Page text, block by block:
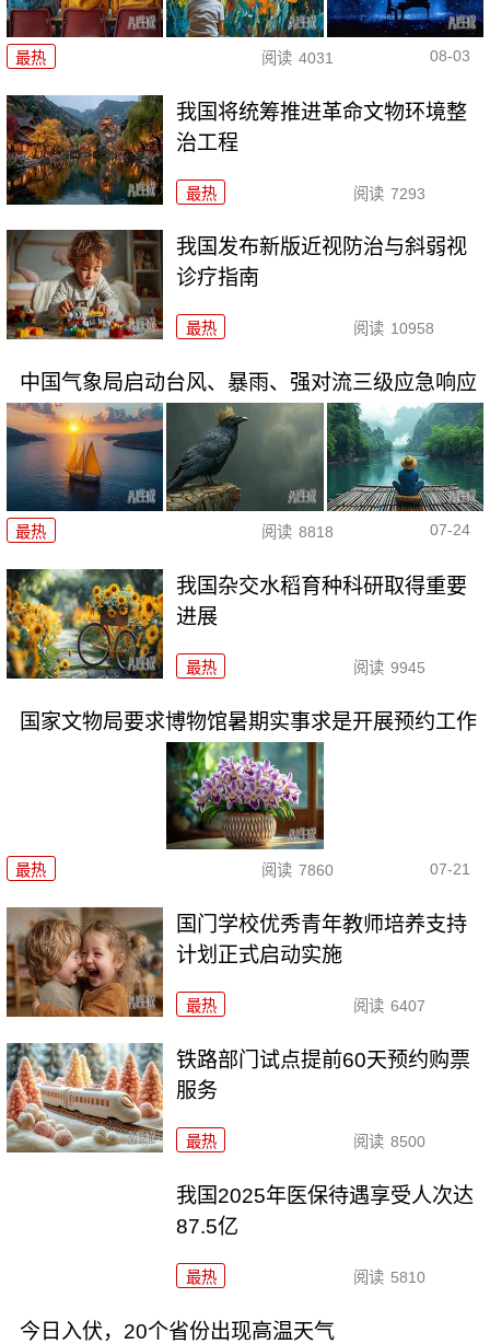
最热 阅读 4031 08-03
我国将统筹推进革命文物环境整
治工程
最热 阅读 7293
我国发布新版近视防治与斜弱视
诊疗指南
最热 阅读 10958
中国气象局启动台风、暴雨、强对流三级应急响应
最热 阅读 8818 07-24
我国杂交水稻育种科研取得重要
进展
最热 阅读 9945
国家文物局要求博物馆暑期实事求是开展预约工作
最热 阅读 7860 07-21
国门学校优秀青年教师培养支持
计划正式启动实施
最热 阅读 6407
铁路部门试点提前60天预约购票
服务
最热 阅读 8500
我国2025年医保待遇享受人次达
87.5亿
最热 阅读 5810
今日入伏，20个省份出现高温天气